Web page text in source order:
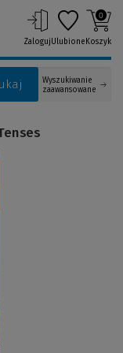
Wyszukiwanie
zaawansowane
ZalogujUlubione
0
Koszyk